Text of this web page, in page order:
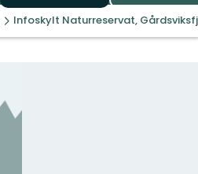
Infoskylt Naturreservat,